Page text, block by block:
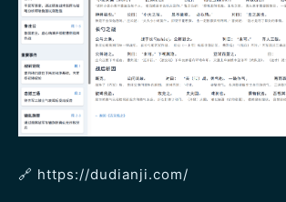
🔗 https://dudianji.com/